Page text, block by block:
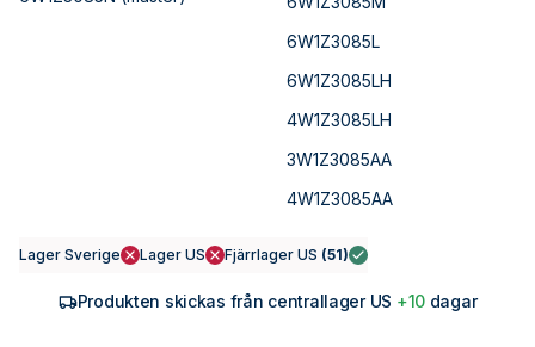
6W1Z3085L
6W1Z3085LH
4W1Z3085LH
3W1Z3085AA
4W1Z3085AA
Lager Sverige Lager US Fjärrlager US (51)
Produkten skickas från centrallager US +10 dagar